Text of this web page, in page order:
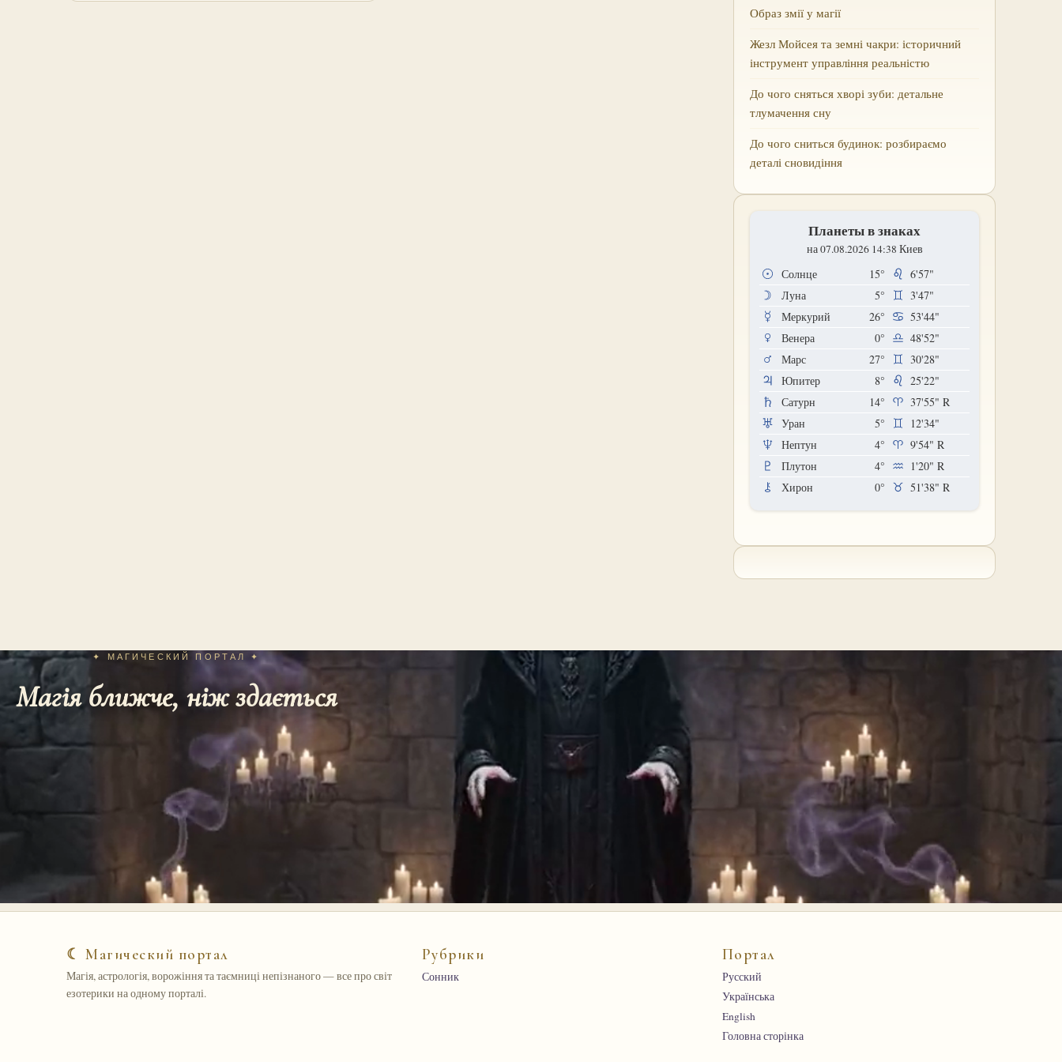
Образ змії у магії
Жезл Мойсея та земні чакри: історичний
інструмент управління реальністю
До чого сняться хворі зуби: детальне
тлумачення сну
До чого сниться будинок: розбираємо
деталі сновидіння
Планеты в знаках
на 07.08.2026 14:38 Киев
Солнце 15°
6'57"
Луна
5°
3'47"
Меркурий
26°
53'44"
Венера
0°
48'52"
Марс
27°
30'28"
Юпитер
8°
25'22"
Сатурн
14° 37'55" R
Уран
5°
12'34"
Нептун
4° 9'54" R
Плутон
4° 1'20" R
Хирон
0° 51'38" R
✦ МАГИЧЕСКИЙ ПОРТАЛ ✦
Магія ближче, ніж здається
☾ Магический портал
Магія, астрологія, ворожіння та таємниці непізнаного — все про світ
езотерики на одному порталі.
Рубрики
Сонник
Портал
Русский
Українська
English
Головна сторінка